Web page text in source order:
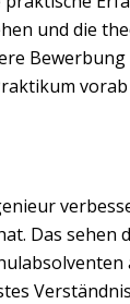
und die
Das sehen